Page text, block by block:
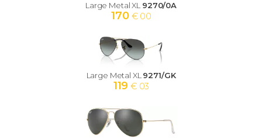
Large Metal XL 9270/0A
170 € 00
Large Metal XL 9271/GK
119 € 03